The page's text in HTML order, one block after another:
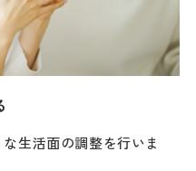
生活面の調整を行いま